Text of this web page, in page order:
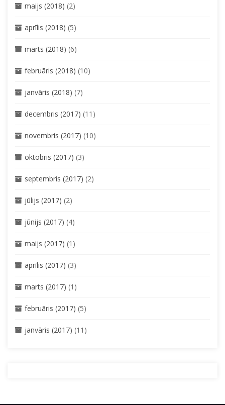
maijs (2018) (2)
aprīlis (2018) (5)
marts (2018) (6)
februāris (2018) (10)
janvāris (2018) (7)
decembris (2017) (11)
novembris (2017) (10)
oktobris (2017) (3)
septembris (2017) (2)
jūlijs (2017) (2)
jūnijs (2017) (4)
maijs (2017) (1)
aprīlis (2017) (3)
marts (2017) (1)
februāris (2017) (5)
janvāris (2017) (11)